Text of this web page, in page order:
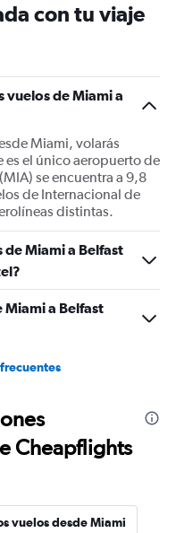
con tu viaje
vuelos de Miami a
Miami, volarás
el único aeropuerto de
se encuentra a 9,8
de Internacional de
distintas.
de Miami a Belfast
Miami a Belfast
Cheapflights
vuelos desde Miami